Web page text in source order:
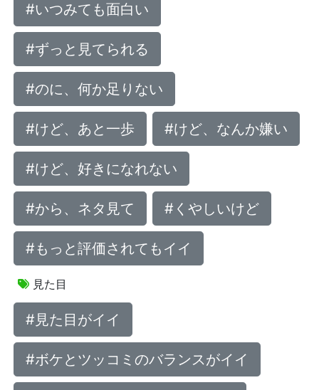
#いつみても面白い
#ずっと見てられる
#のに、何か足りない
#けど、あと一歩 #けど、なんか嫌い
#けど、好きになれない
#から、ネタ見て #くやしいけど
#もっと評価されてもイイ
見た目
#見た目がイイ
#ボケとツッコミのバランスがイイ